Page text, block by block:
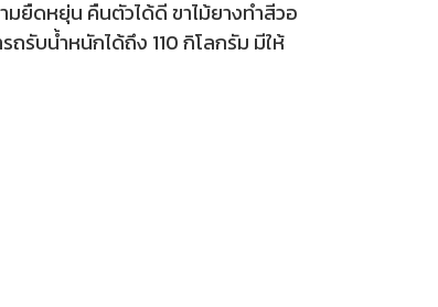
ยืดหยุ่น คืนตัวได้ดี ขาไม้ยางทำสีวอ
รับน้ำหนักได้ถึง 110 กิโลกรัม มีให้